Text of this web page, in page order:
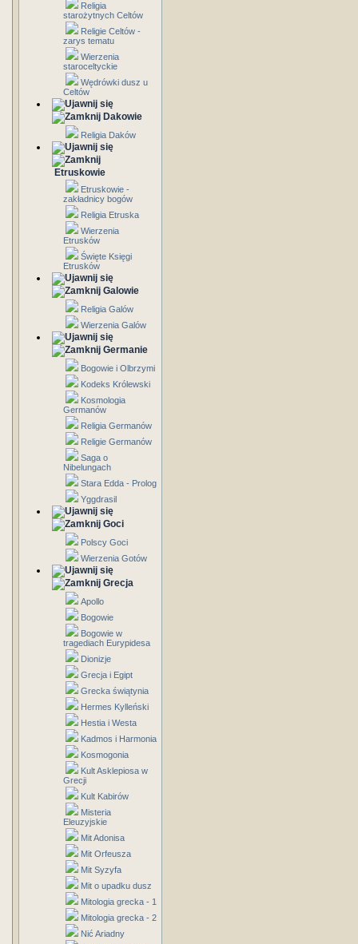
Religia
starożytnych Celtów
Religie Celtów -
zarys tematu
Wierzenia
staroceltyckie
Wędrówki dusz u
Celtów
Dakowie
Religia Daków
Etruskowie
Etruskowie -
zakładnicy bogów
Religia Etruska
Wierzenia
Etrusków
Święte Księgi
Etrusków
Galowie
Religia Galów
Wierzenia Galów
Germanie
Bogowie i Olbrzymi
Kodeks Królewski
Kosmologia
Germanów
Religia Germanów
Religie Germanów
Saga o
Nibelungach
Stara Edda - Prolog
Yggdrasil
Goci
Polscy Goci
Wierzenia Gotów
Grecja
Apollo
Bogowie
Bogowie w
tragediach Eurypidesa
Dionizje
Grecja i Egipt
Grecka świątynia
Hermes Kylleński
Hestia i Westa
Kadmos i Harmonia
Kosmogonia
Kult Asklepiosa w
Grecji
Kult Kabirów
Misteria
Eleuzyjskie
Mit Adonisa
Mit Orfeusza
Mit Syzyfa
Mit o upadku dusz
Mitologia grecka - 1
Mitologia grecka - 2
Nić Ariadny